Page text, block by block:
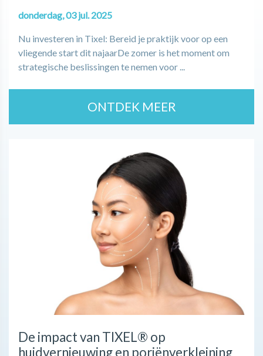
donderdag, 03 jul. 2025
Nu investeren in Tixel: Bereid je praktijk voor op een
vliegende start dit najaarDe zomer is het moment om
strategische beslissingen te nemen voor ...
ONTDEK MEER
De impact van TIXEL® op
huidvernieuwing en poriënverkleining